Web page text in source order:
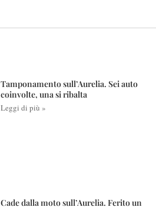
Tamponamento sull’Aurelia. Sei auto
coinvolte, una si ribalta
Leggi di più »
Cade dalla moto sull’Aurelia. Ferito un